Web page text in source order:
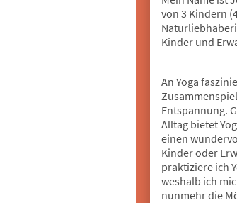
von 3 Kindern
Kinder und
An Yoga
Entspannung.
Alltag bietet
einen
Kinder oder
praktiziere ich
weshalb ich
nunmehr die